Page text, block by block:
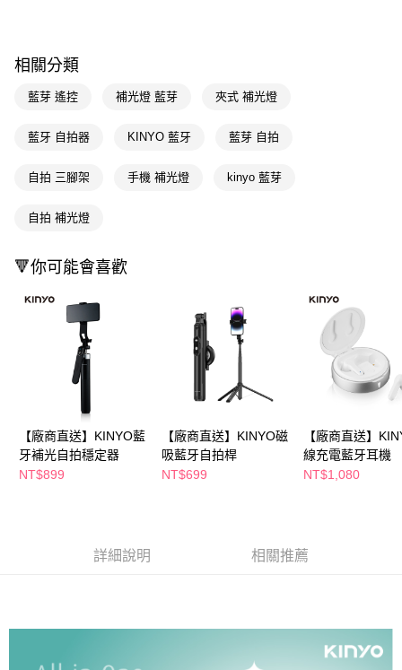
【「AFTEE先享後付」結帳流程】
１．於結帳方式選擇「AFTEE先享後付」後，將跳轉至「AFTEE先享後付」
結帳頁面，進行簡訊認證並確認金額後，即可完成結帳。
３．收到繳費通知簡訊後14天內，點擊此簡訊中的連結，可透過四大超商／
※ 請注意：結帳手續完成當下不需立刻繳費，但若您需要取消訂單，請聯絡
購買商品的店家。未經商家同意取消之訂單仍視為有效，需透過AFTEE先享
※ 交易是否成功請以「AFTEE先享後付 」之結帳頁面顯示為準，若有關於
１．透過由恩沛科技股份有限公司提供之「AFTEE先享後付」服務完成之交
易，需依本服務之必要範圍內提供個人資料，並將交易相關給付款項請求債
權轉讓予恩沛科技股份有限公司。
２．關於個人資料處理事宜，請瀏覽以下網址：
https://aftee.tw/terms/#terms3
３．未成年的使用者請事先徵得法定代理人或監護人之同意方可使用
「AFTEE先享後付」，若未經同意申辦者引起之損失，本公司不負相關責
４．使用「AFTEE先享後付」時，將依據個別帳號之用戶狀況，依本公司即
時審查核予不同之上限額度；若仍有額度不足之情形，本公司將視審查結果
請求用戶進行身份認證。
５．嚴禁一人註冊多個帳號或使用他人資訊註冊。若發現惡意使用之情形，
宅配(離島廠商直送🚚)
每筆NT$300
相關分類
藍芽 遙控 補光燈 藍芽 夾式 補光燈
藍牙 自拍器 KINYO 藍牙 藍芽 自拍
自拍 三腳架 手機 補光燈 kinyo 藍芽
自拍 補光燈
🔻你可能會喜歡
【廠商直送】KINYO藍
牙補光自拍穩定器
NT$899
【廠商直送】KINYO磁
吸藍牙自拍桿
NT$699
【廠商直送】
線充電藍牙耳機
NT$1,080
詳細說明 相關推薦